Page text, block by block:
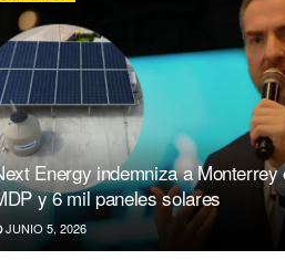
Energy indemniza a Monterrey
y 6 mil paneles solares
JUNIO 5, 2026